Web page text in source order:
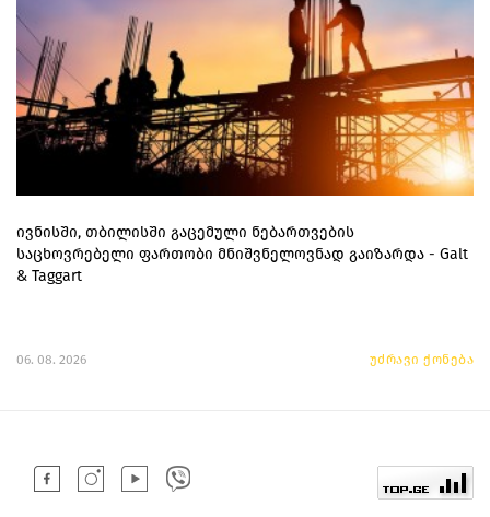
ივნისში, თბილისში გაცემული ნებართვების
საცხოვრებელი ფართობი მნიშვნელოვნად გაიზარდა - Galt
& Taggart
06. 08. 2026 უძრავი ქონება